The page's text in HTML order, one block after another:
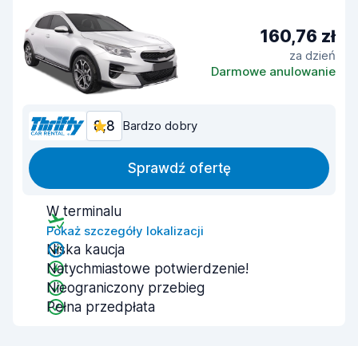
160,76 zł
za dzień
Darmowe anulowanie
8,8 Bardzo dobry
Sprawdź ofertę
W terminalu
Pokaż szczegóły lokalizacji
Niska kaucja
Natychmiastowe potwierdzenie!
Nieograniczony przebieg
Pełna przedpłata